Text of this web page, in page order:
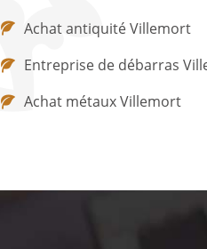
Achat antiquité Villemort
Entreprise de débarras
Achat métaux Villemort